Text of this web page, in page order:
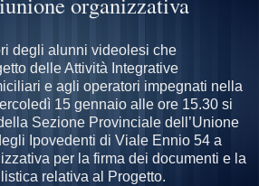
degli alunni videolesi che
delle Attività Integrative
e agli operatori impegnati nella
15 gennaio alle ore 15.30 si
Sezione Provinciale dell’Unione
Ipovedenti di Viale Ennio 54 a
per la firma dei documenti e la
relativa al Progetto.